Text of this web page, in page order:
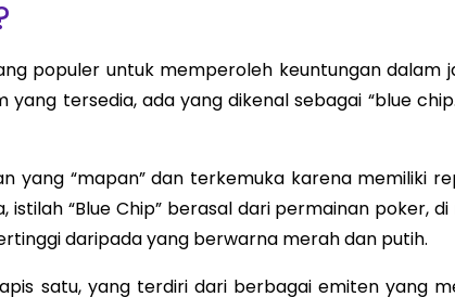
populer untuk memperoleh keuntungan dalam
tersedia, ada yang dikenal sebagai “blue
yang “mapan” dan terkemuka karena memiliki
“Blue Chip” berasal dari permainan poker,
daripada yang berwarna merah dan putih.
satu, yang terdiri dari berbagai emiten yang